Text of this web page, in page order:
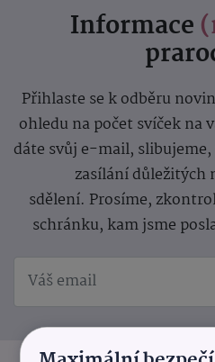
Informace
Přihlaste se k odběru
ohledu na počet svíček na
dáte svůj e-mail,
zasílání důležitých
sdělení. Prosíme,
schránku, kam jsme